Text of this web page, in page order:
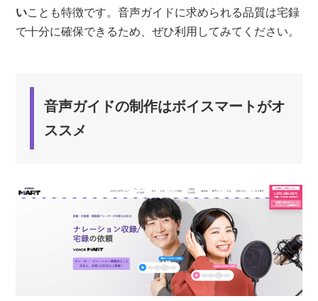
いことも特徴です。音声ガイドに求められる品質は宅録
で十分に確保できるため、ぜひ利用してみてください。
音声ガイドの制作はボイスマートがオ
ススメ